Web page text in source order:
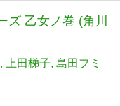
ズ 乙女ノ巻 (角川
上田梯子 島田フミ